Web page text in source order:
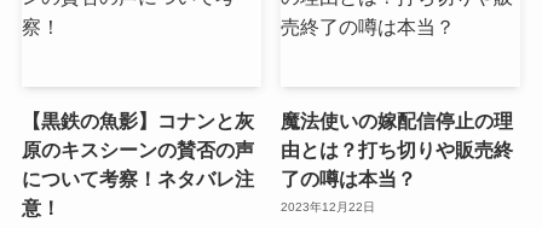
【黒鉄の魚影】コナンと灰
原のキスシーンの賛否の声
について考察！ネタバレ注
意！
魔法使いの嫁配信停止の理
由とは？打ち切りや販売終
了の噂は本当？
2023年12月22日